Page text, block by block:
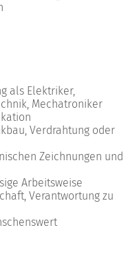
als Elektriker,
Mechatroniker
Verdrahtung oder
Zeichnungen und
Arbeitsweise
Verantwortung zu